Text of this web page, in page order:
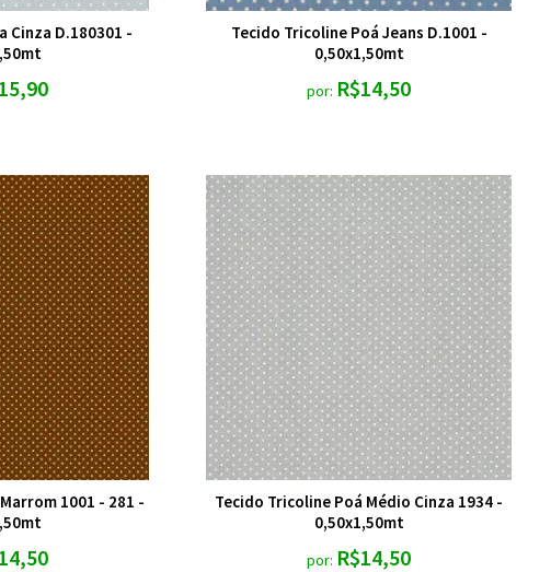
Cinza D.180301 -
Tecido Tricoline Poá Jeans D.1001 -
0,50x1,50mt
por: R$14,50
1001 - 281 -
Tecido Tricoline Poá Médio Cinza 1934 -
0,50x1,50mt
por: R$14,50